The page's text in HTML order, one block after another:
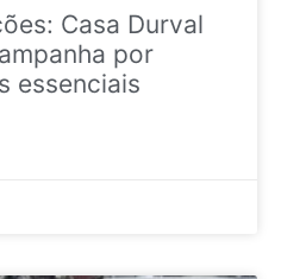
Casa Durval
por
essenciais